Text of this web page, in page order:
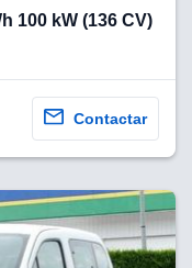
100 kW (136 CV)
Contactar